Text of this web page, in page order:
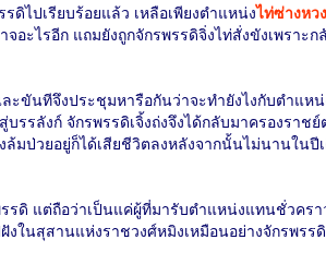
ดิไปเรียบร้อยแล้ว เหลือเพียงตำแหน่งไท่ซ่างหว
ะไรอีก แถมยังถูกจักรพรรดิจิ่งไท่สั่งขังเพราะก
ขันทีจึงประชุมหารือกันว่าจะทำยังไงกับตำแห
รลังก์ จักรพรรดิเจิ้งถ่งจึงได้กลับมาครองราชย์
ล้มป่วยอยู่ก็ได้เสียชีวิตลงหลังจากนั้นไม่นานในปี
รรดิ แต่ถือว่าเป็นแค่ผู้ที่มารับตำแหน่งแทนชั่วคร
งในสุสานแห่งราชวงศ์หมิงเหมือนอย่างจักรพรร